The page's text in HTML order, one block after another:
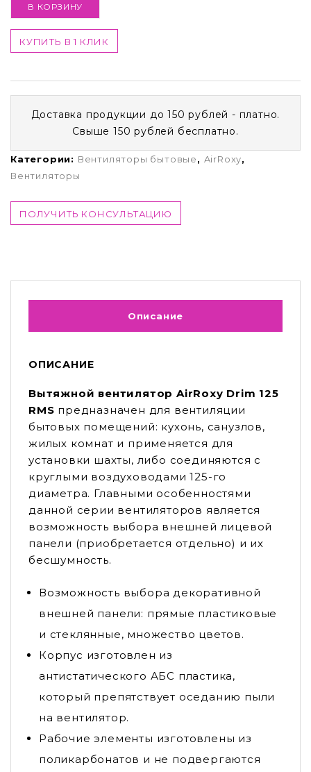
В КОРЗИНУ
КУПИТЬ В 1 КЛИК
Доставка продукции до 150 рублей - платно.
Свыше 150 рублей бесплатно.
Категории: Вентиляторы бытовые, AirRoxy,
Вентиляторы
ПОЛУЧИТЬ КОНСУЛЬТАЦИЮ
Описание
ОПИСАНИЕ
Вытяжной вентилятор AirRoxy Drim 125
RMS предназначен для вентиляции
бытовых помещений: кухонь, санузлов,
жилых комнат и применяется для
установки шахты, либо соединяются с
круглыми воздуховодами 125-го
диаметра. Главными особенностями
данной серии вентиляторов является
возможность выбора внешней лицевой
панели (приобретается отдельно) и их
бесшумность.
Возможность выбора декоративной
внешней панели: прямые пластиковые
и стеклянные, множество цветов.
Корпус изготовлен из
антистатического АБС пластика,
который препятствует оседанию пыли
на вентилятор.
Рабочие элементы изготовлены из
поликарбонатов и не подвергаются